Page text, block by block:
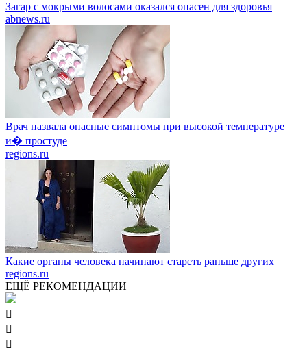
Загар с мокрыми волосами оказался опасен для здоровья
abnews.ru
Врач назвала опасные симптомы при высокой температуре
и� простуде
regions.ru
Какие органы человека начинают стареть раньше других
regions.ru
ЕЩЁ РЕКОМЕНДАЦИИ


